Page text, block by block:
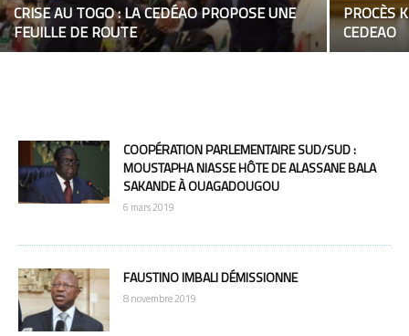
CRISE AU TOGO : LA CEDÉAO PROPOSE UNE
FEUILLE DE ROUTE
PROCÈS
CEDEAO
COOPÉRATION PARLEMENTAIRE SUD/SUD :
MOUSTAPHA NIASSE HÔTE DE ALASSANE BALA
SAKANDE À OUAGADOUGOU
6 mars 2019
FAUSTINO IMBALI DÉMISSIONNE
8 novembre 2019